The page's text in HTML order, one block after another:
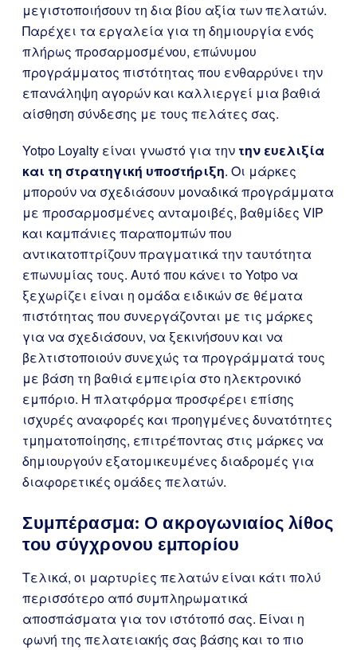
μεγιστοποιήσουν τη δια βίου αξία των πελατών.
Παρέχει τα εργαλεία για τη δημιουργία ενός
πλήρως προσαρμοσμένου, επώνυμου
προγράμματος πιστότητας που ενθαρρύνει την
επανάληψη αγορών και καλλιεργεί μια βαθιά
αίσθηση σύνδεσης με τους πελάτες σας.
Yotpo Loyalty είναι γνωστό για την την ευελιξία
και τη στρατηγική υποστήριξη. Οι μάρκες
μπορούν να σχεδιάσουν μοναδικά προγράμματα
με προσαρμοσμένες ανταμοιβές, βαθμίδες VIP
και καμπάνιες παραπομπών που
αντικατοπτρίζουν πραγματικά την ταυτότητα
επωνυμίας τους. Αυτό που κάνει το Yotpo να
ξεχωρίζει είναι η ομάδα ειδικών σε θέματα
πιστότητας που συνεργάζονται με τις μάρκες
για να σχεδιάσουν, να ξεκινήσουν και να
βελτιστοποιούν συνεχώς τα προγράμματά τους
με βάση τη βαθιά εμπειρία στο ηλεκτρονικό
εμπόριο. Η πλατφόρμα προσφέρει επίσης
ισχυρές αναφορές και προηγμένες δυνατότητες
τμηματοποίησης, επιτρέποντας στις μάρκες να
δημιουργούν εξατομικευμένες διαδρομές για
διαφορετικές ομάδες πελατών.
Συμπέρασμα: Ο ακρογωνιαίος λίθος
του σύγχρονου εμπορίου
Τελικά, οι μαρτυρίες πελατών είναι κάτι πολύ
περισσότερο από συμπληρωματικά
αποσπάσματα για τον ιστότοπό σας. Είναι η
φωνή της πελατειακής σας βάσης και το πιο